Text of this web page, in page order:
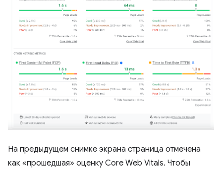
На предыдущем снимке экрана страница отмечена
как «прошедшая» оценку Core Web Vitals. Чтобы